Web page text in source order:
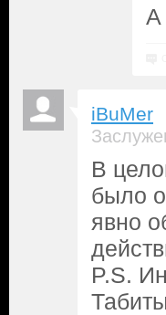
А
iBuMer
В
было
явно
P.S.